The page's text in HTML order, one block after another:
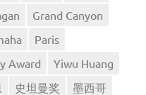
Grand Canyon
Paris
Award
Yiwu Huang
史坦曼奖
墨西哥